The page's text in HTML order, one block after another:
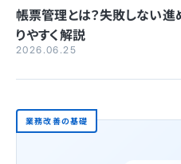
2026.06.25
帳票管理とは？失敗しない
りやすく解説
業務改善の基礎